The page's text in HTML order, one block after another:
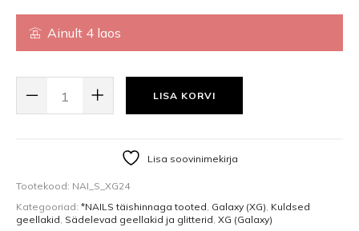
Ainult 4 laos
LISA KORVI
Lisa soovinimekirja
Tootekood: NAI_S_XG24
Kategooriad: *NAILS täishinnaga tooted, Galaxy (XG), Kuldsed
geellakid, Sädelevad geellakid ja glitterid, XG (Galaxy)